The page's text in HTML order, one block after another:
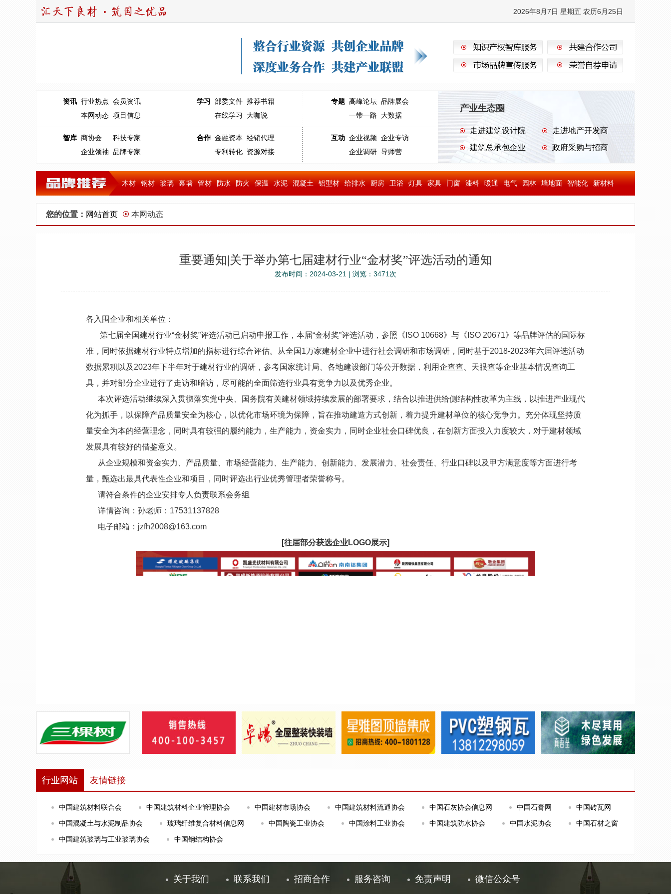
2026年8月7日 星期五 农历6月25日
资讯 行业热点 会员资讯
本网动态 项目信息
学习 部委文件 推荐书籍
在线学习
大咖说
专题 高峰论坛 品牌展会
一带一路
大数据
智库 商协会
科技专家
企业领袖 品牌专家
合作 金融资本 经销代理
专利转化 资源对接
互动 企业视频 企业专访
企业调研 导师营
产业生态圈
走进建筑设计院
走进地产开发商
建筑总承包企业
政府采购与招商
木材 钢材 玻璃 幕墙 管材 防水 防火 保温 水泥 混凝土 铝型材 给排水 厨房 卫浴 灯具 家具 门窗 漆料 暖通 电气 园林 墙地面 智能化 新材料
您的位置： 网站首页 本网动态
重要通知|关于举办第七届建材行业“金材奖”评选活动的通知
发布时间：2024-03-21 | 浏览：3471次
各入围企业和相关单位：
第七届全国建材行业“金材奖”评选活动已启动申报工作，本届“金材奖”评选活动，参照《ISO 10668》与《ISO 20671》等品牌评估的国际标
准，同时依据建材行业特点增加的指标进行综合评估。从全国1万家建材企业中进行社会调研和市场调研，同时基于2018-2023年六届评选活动
数据累积以及2023年下半年对于建材行业的调研，参考国家统计局、各地建设部门等公开数据，利用企查查、天眼查等企业基本情况查询工
具，并对部分企业进行了走访和暗访，尽可能的全面筛选行业具有竞争力以及优秀企业。
本次评选活动继续深入贯彻落实党中央、国务院有关建材领域持续发展的部署要求，结合以推进供给侧结构性改革为主线，以推进产业现代
化为抓手，以保障产品质量安全为核心，以优化市场环境为保障，旨在推动建造方式创新，着力提升建材单位的核心竞争力。充分体现坚持质
量安全为本的经营理念，同时具有较强的履约能力，生产能力，资金实力，同时企业社会口碑优良，在创新方面投入力度较大，对于建材领域
发展具有较好的借鉴意义。
从企业规模和资金实力、产品质量、市场经营能力、生产能力、创新能力、发展潜力、社会责任、行业口碑以及甲方满意度等方面进行考
量，甄选出最具代表性企业和项目，同时评选出行业优秀管理者荣誉称号。
请符合条件的企业安排专人负责联系会务组
详情咨询：孙老师：17531137828
电子邮箱：jzfh2008@163.com
[往届部分获选企业LOGO展示]
行业网站 友情链接
中国建筑材料联合会 中国建筑材料企业管理协会 中国建材市场协会 中国建筑材料流通协会 中国石灰协会信息网 中国石膏网
中国砖瓦网
中国混凝土与水泥制品协会
玻璃纤维复合材料信息网 中国陶瓷工业协会 中国涂料工业协会 中国建筑防水协会 中国水泥协会
中国石材之窗
中国建筑玻璃与工业玻璃协会
中国钢结构协会
关于我们 联系我们 招商合作 服务咨询 免责声明 微信公众号